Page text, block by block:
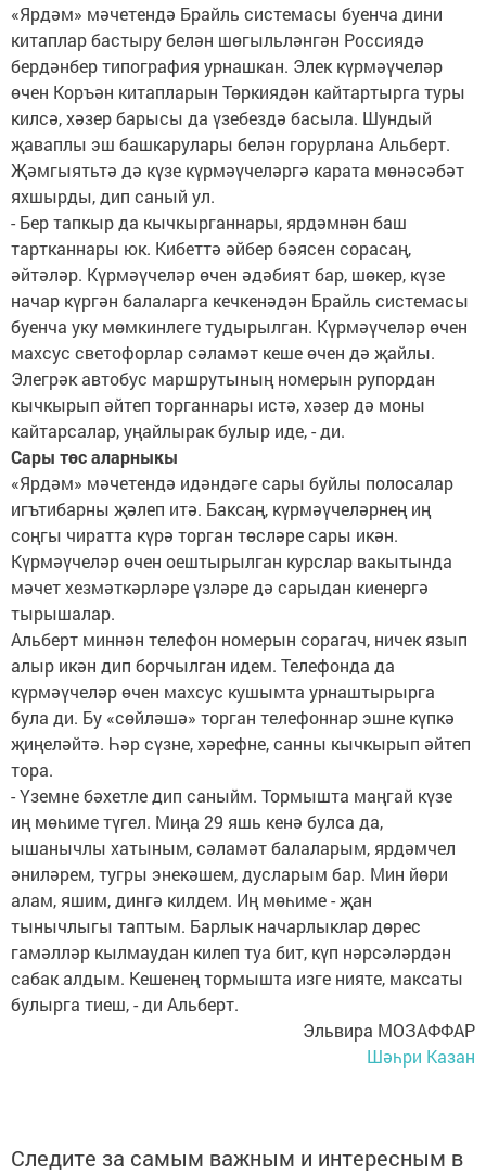
«Ярдәм» мәчетендә Брайль системасы буенча дини
китаплар бастыру белән шөгыльләнгән Россия­дә
бердәнбер типография урнашкан. Элек күрмәүчеләр
өчен Коръән китапларын Төркиядән кайтартырга туры
килсә, хәзер барысы да үзебездә басыла. Шундый
җаваплы эш башкарулары белән горурлана Альберт.
Җәмгыятьтә дә күзе күрмәүчеләргә карата мөнә­сәбәт
яхшырды, дип саный ул.
- Бер тапкыр да кычкыр­ганнары, ярдәмнән баш
тартканнары юк. Кибеттә әйбер бәясен сорасаң,
әйтәләр. Күрмәүчеләр өчен әдәбият бар, шөкер, күзе
начар күргән балаларга кечкенәдән Брайль системасы
буенча уку мөмкинлеге тудырылган. Күрмәүчеләр өчен
махсус светофорлар сәламәт кеше өчен дә җайлы.
Элегрәк автобус маршрутының номерын рупордан
кычкырып әйтеп торганнары истә, хәзер дә моны
кайтарсалар, уңайлырак булыр иде, - ди.
Сары төс аларныкы
«Ярдәм» мәчетендә идән­дәге сары буйлы полосалар
игътибарны җәлеп итә. Баксаң, күрмәүчеләрнең иң
соңгы чиратта күрә торган төсләре сары икән.
Күрмәүчеләр өчен оештырылган курслар вакытында
мәчет хезмәткәрләре үзләре дә сарыдан киенергә
тырышалар.
Альберт миннән телефон номерын сорагач, ничек язып
алыр икән дип борчылган идем. Телефонда да
күрмәүчеләр өчен махсус кушымта урнаштырырга
була ди. Бу «сөйләшә» торган телефоннар эшне күпкә
җиңеләйтә. Һәр сүзне, хәрефне, санны кычкырып әйтеп
тора.
- Үземне бәхетле дип саныйм. Тормышта маңгай күзе
иң мөһиме түгел. Миңа 29 яшь кенә булса да,
ышанычлы хатыным, сәламәт балаларым, ярдәмчел
әни­ләрем, тугры энекәшем, дусларым бар. Мин йөри
алам, яшим, дингә килдем. Иң мөһиме - җан
тынычлыгы таптым. Барлык начарлыклар дөрес
гамәлләр кылмаудан килеп туа бит, күп нәрсәләрдән
сабак алдым. Кешенең тормышта изге нияте, максаты
булырга тиеш, - ди Альберт.
Эльвира МОЗАФФАР
Шәһри Казан
Следите за самым важным и интересным в